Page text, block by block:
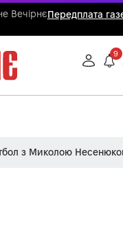
ВечірнєПередплата
9
з Миколою